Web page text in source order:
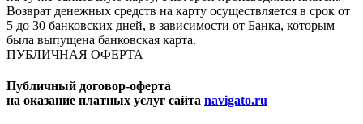
Возврат денежных средств на карту осуществляется в срок от
5 до 30 банковских дней, в зависимости от Банка, которым
была выпущена банковская карта.
ПУБЛИЧНАЯ ОФЕРТА
Публичный договор-оферта
на оказание платных услуг сайта navigato.ru